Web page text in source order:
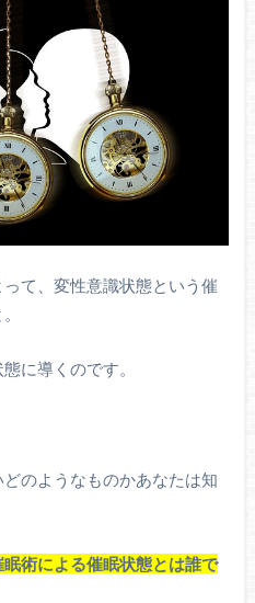
て、変性意識状態という催
に導くのです。
のようなものかあなたは知
眠術による催眠状態とは誰で